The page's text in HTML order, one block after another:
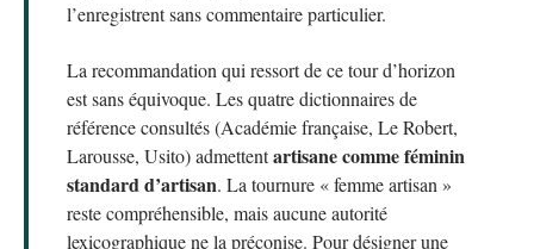
l’enregistrent sans commentaire particulier.
La recommandation qui ressort de ce tour d’horizon
est sans équivoque. Les quatre dictionnaires de
référence consultés (Académie française, Le Robert,
Larousse, Usito) admettentartisane comme féminin
standard d’artisan. La tournure « femme artisan »
reste compréhensible, mais aucune autorité
lexicographique ne la préconise. Pour désigner une